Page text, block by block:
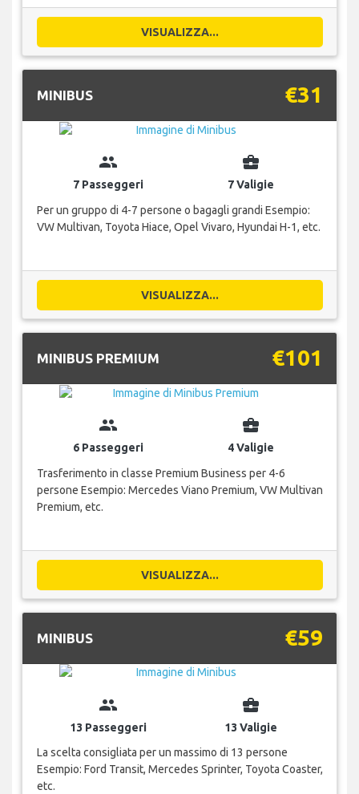
VISUALIZZA...
MINIBUS €31
group
7 Passeggeri
business_center
7 Valigie
Per un gruppo di 4-7 persone o bagagli grandi Esempio:
VW Multivan, Toyota Hiace, Opel Vivaro, Hyundai H-1, etc.
VISUALIZZA...
MINIBUS PREMIUM €101
group
6 Passeggeri
business_center
4 Valigie
Trasferimento in classe Premium Business per 4-6
persone Esempio: Mercedes Viano Premium, VW Multivan
Premium, etc.
VISUALIZZA...
MINIBUS €59
group
13 Passeggeri
business_center
13 Valigie
La scelta consigliata per un massimo di 13 persone
Esempio: Ford Transit, Mercedes Sprinter, Toyota Coaster,
etc.